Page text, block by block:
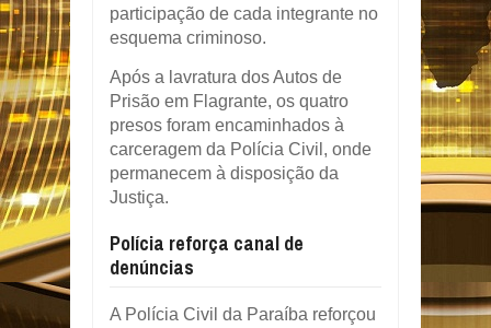
participação de cada integrante no
esquema criminoso.
Após a lavratura dos Autos de
Prisão em Flagrante, os quatro
presos foram encaminhados à
carceragem da Polícia Civil, onde
permanecem à disposição da
Justiça.
Polícia reforça canal de
denúncias
A Polícia Civil da Paraíba reforçou